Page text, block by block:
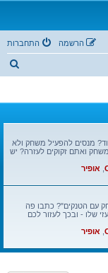
התחברות הרשמה
מנסים להפעיל משחק ולא
ואתם זקוקים לעזרה? יש
אופיר
עם הטנקים"? כתבו פה
שלו - ובכך לעזור לכם
אופיר